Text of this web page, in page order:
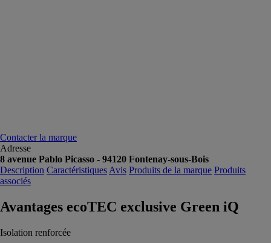
Contacter la marque
Adresse
8 avenue Pablo Picasso - 94120 Fontenay-sous-Bois
Description Caractéristiques Avis Produits de la marque Produits
associés
Avantages ecoTEC exclusive Green iQ
Isolation renforcée